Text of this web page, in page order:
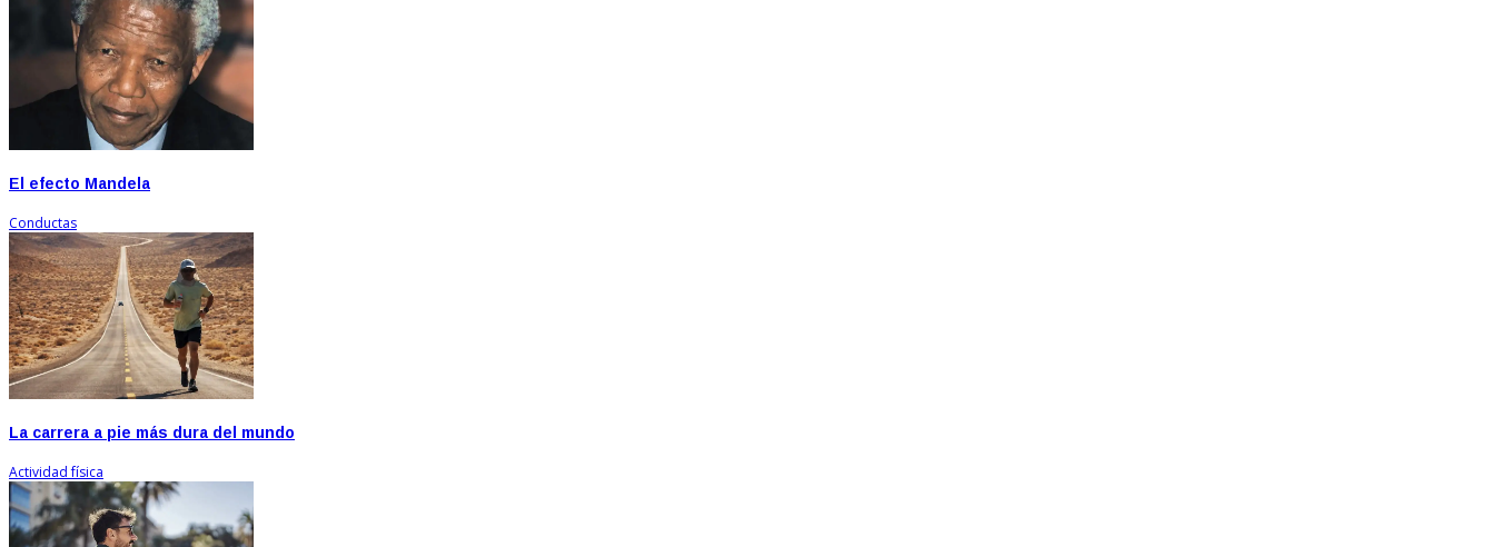
El efecto Mandela
Conductas
La carrera a pie más dura del mundo
Actividad física